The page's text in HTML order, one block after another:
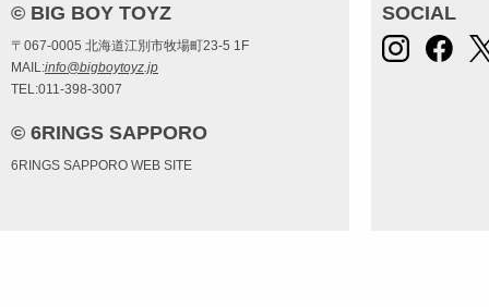
© BIG BOY TOYZ
〒067-0005 北海道江別市牧場町23-5 1F
MAIL:info@bigboytoyz.jp
TEL:011-398-3007
© 6RINGS SAPPORO
6RINGS SAPPORO WEB SITE
SOCIAL